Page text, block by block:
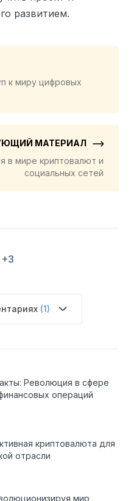
развитием.
к миру цифровых
МАТЕРИАЛ
в мире криптовалют и
социальных сетей
(1)
+3
Революция в сфере
операций
криптовалюта для
отрасли
мир